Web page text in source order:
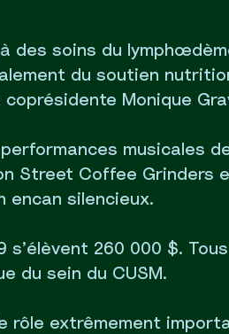
des soins du
du soutien
Monique
musicales
Street Coffee Grinders
encan silencieux.
s’élèvent 260 000 $.
du sein du CUSM.
rôle extrêmement